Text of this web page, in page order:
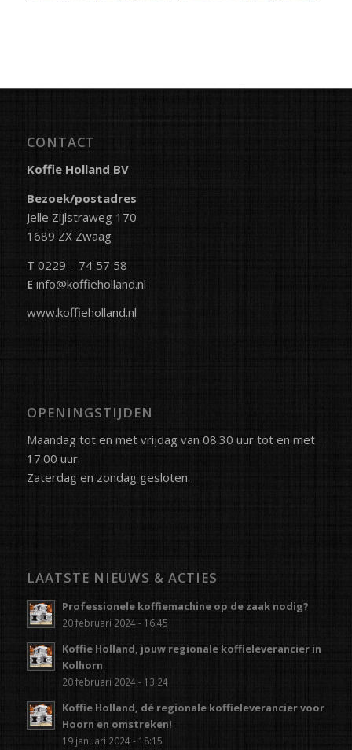
CONTACT
Koffie Holland BV
Bezoek/postadres
Jelle Zijlstraweg 170
1689 ZX Zwaag
T 0229 – 74 57 58
E info@koffieholland.nl
www.koffieholland.nl
OPENINGSTIJDEN
Maandag tot en met vrijdag van 08.30 uur tot en met
17.00 uur.
Zaterdag en zondag gesloten.
LAATSTE NIEUWS & ACTIES
Professionele koffiemachine op de zaak nodig?
20 februari 2024 - 16:45
Koffie Holland, jouw regionale koffieleverancier in
Kolhorn
20 februari 2024 - 13:24
Koffie Holland, dé regionale koffieleverancier voor
Hoorn en omstreken!
19 januari 2024 - 18:15